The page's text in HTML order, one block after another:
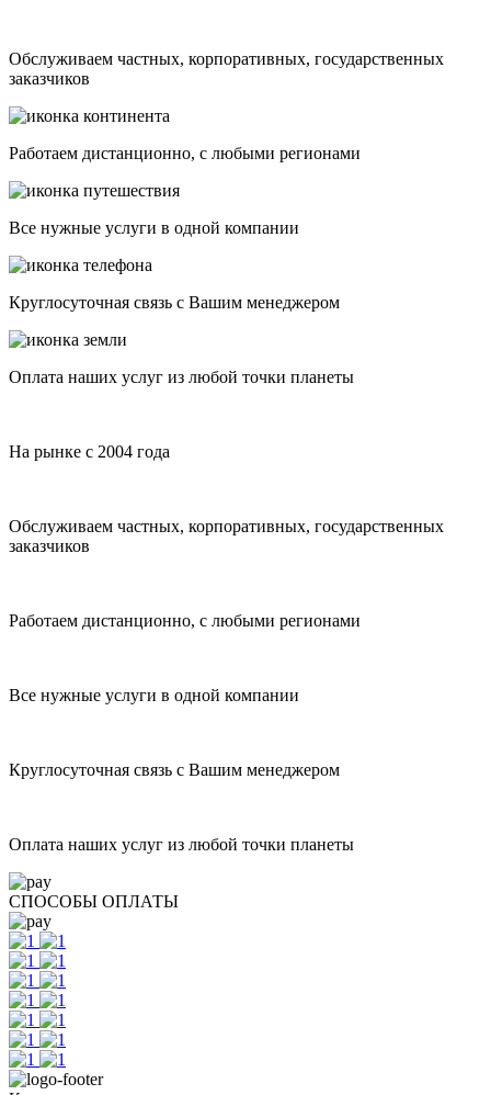
Обслуживаем частных, корпоративных, государственных
заказчиков
Работаем дистанционно, с любыми регионами
Все нужные услуги в одной компании
Круглосуточная связь с Вашим менеджером
Оплата наших услуг из любой точки планеты
На рынке с 2004 года
Обслуживаем частных, корпоративных, государственных
заказчиков
Работаем дистанционно, с любыми регионами
Все нужные услуги в одной компании
Круглосуточная связь с Вашим менеджером
Оплата наших услуг из любой точки планеты
СПОСОБЫ ОПЛАТЫ